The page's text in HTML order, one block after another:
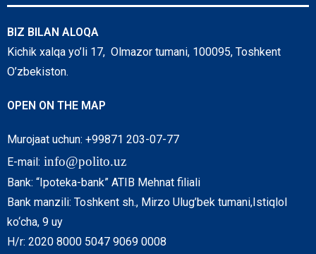
BIZ BILAN ALOQA
Kichik xalqa yo’li 17, Olmazor tumani, 100095, Toshkent
O’zbekiston.
OPEN ON THE MAP
Murojaat uchun: +99871 203-07-77
E-mail: info@polito.uz
Bank: “Ipoteka-bank” ATIB Mehnat filiali
Bank manzili: Toshkent sh., Mirzo Ulug’bek tumani,Istiqlol
ko‘cha, 9 uy
H/r: 2020 8000 5047 9069 0008